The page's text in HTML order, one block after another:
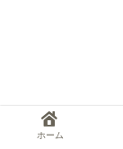
ホーム